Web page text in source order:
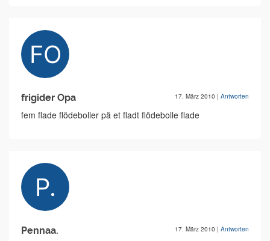
frigider Opa 17. März 2010 | Antworten
fem flade flödeboller pä et fladt flödebolle flade
Pennaa. 17. März 2010 | Antworten